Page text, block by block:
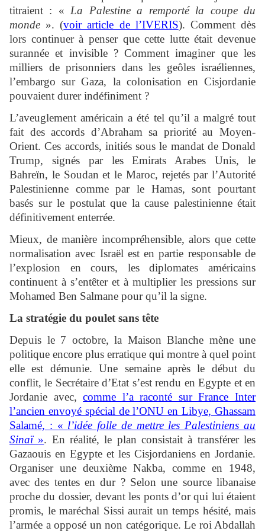
titraient : « La Palestine a remporté la coupe du
monde ». (voir article de l’IVERIS). Comment dès
lors continuer à penser que cette lutte était devenue
surannée et invisible ? Comment imaginer que les
milliers de prisonniers dans les geôles israéliennes,
l’embargo sur Gaza, la colonisation en Cisjordanie
pouvaient durer indéfiniment ?
L’aveuglement américain a été tel qu’il a malgré tout
fait des accords d’Abraham sa priorité au Moyen-
Orient. Ces accords, initiés sous le mandat de Donald
Trump, signés par les Emirats Arabes Unis, le
Bahreïn, le Soudan et le Maroc, rejetés par l’Autorité
Palestinienne comme par le Hamas, sont pourtant
basés sur le postulat que la cause palestinienne était
définitivement enterrée.
Mieux, de manière incompréhensible, alors que cette
normalisation avec Israël est en partie responsable de
l’explosion en cours, les diplomates américains
continuent à s’entêter et à multiplier les pressions sur
Mohamed Ben Salmane pour qu’il la signe.
La stratégie du poulet sans tête
Depuis le 7 octobre, la Maison Blanche mène une
politique encore plus erratique qui montre à quel point
elle est démunie. Une semaine après le début du
conflit, le Secrétaire d’Etat s’est rendu en Egypte et en
Jordanie avec,comme l’a raconté sur France Inter
l’ancien envoyé spécial de l’ONU en Libye, Ghassam
Salamé, : « l’idée folle de mettre les Palestiniens au
Sinaï ». En réalité, le plan consistait à transférer les
Gazaouis en Egypte et les Cisjordaniens en Jordanie.
Organiser une deuxième Nakba, comme en 1948,
avec des tentes en dur ? Selon une source libanaise
proche du dossier, devant les ponts d’or qui lui étaient
promis, le maréchal Sissi aurait un temps hésité, mais
l’armée a opposé un non catégorique. Le roi Abdallah